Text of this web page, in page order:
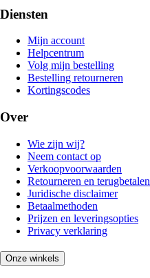
Diensten
Mijn account
Helpcentrum
Volg mijn bestelling
Bestelling retourneren
Kortingscodes
Over
Wie zijn wij?
Neem contact op
Verkoopvoorwaarden
Retourneren en terugbetalen
Juridische disclaimer
Betaalmethoden
Prijzen en leveringsopties
Privacy verklaring
Onze winkels